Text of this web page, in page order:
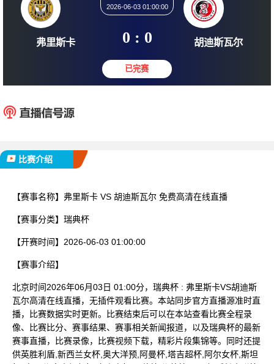
2026-06-03 01:00:00
0 : 0
比赛介绍
【赛事名称】 弗里斯卡 VS 胡迪斯瓦尔 免费高清在线直播
【赛事分类】 瑞典杯
【开赛时间】 2026-06-03 01:00:00
【赛事介绍】
北京时间2026年06月03日 01:00分，瑞典杯 : 弗里斯卡VS胡迪斯
瓦尔高清在线直播，无插件观看比赛。本站同步官方直播源准时直
播，比赛数据实时更新。比赛结束后可以在本站查看比赛全程录
像、比赛比分、赛事结果、赛事相关新闻报道，以及瑞典杯的最新
赛事直播，比赛录像，比赛视频下载，精彩片段集锦等。同时还提
供英胜利盾,新西兰女杯,奥大洋预,阿曼杯,塔吉超杯,阿尔女杯,斯坦